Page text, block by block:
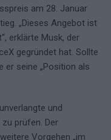
am 28. Januar
„Dieses Angebot ist
erklärte Musk, der
gegründet hat. Sollte
er seine „Position als
und
prüfen. Der
Vorgehen „im